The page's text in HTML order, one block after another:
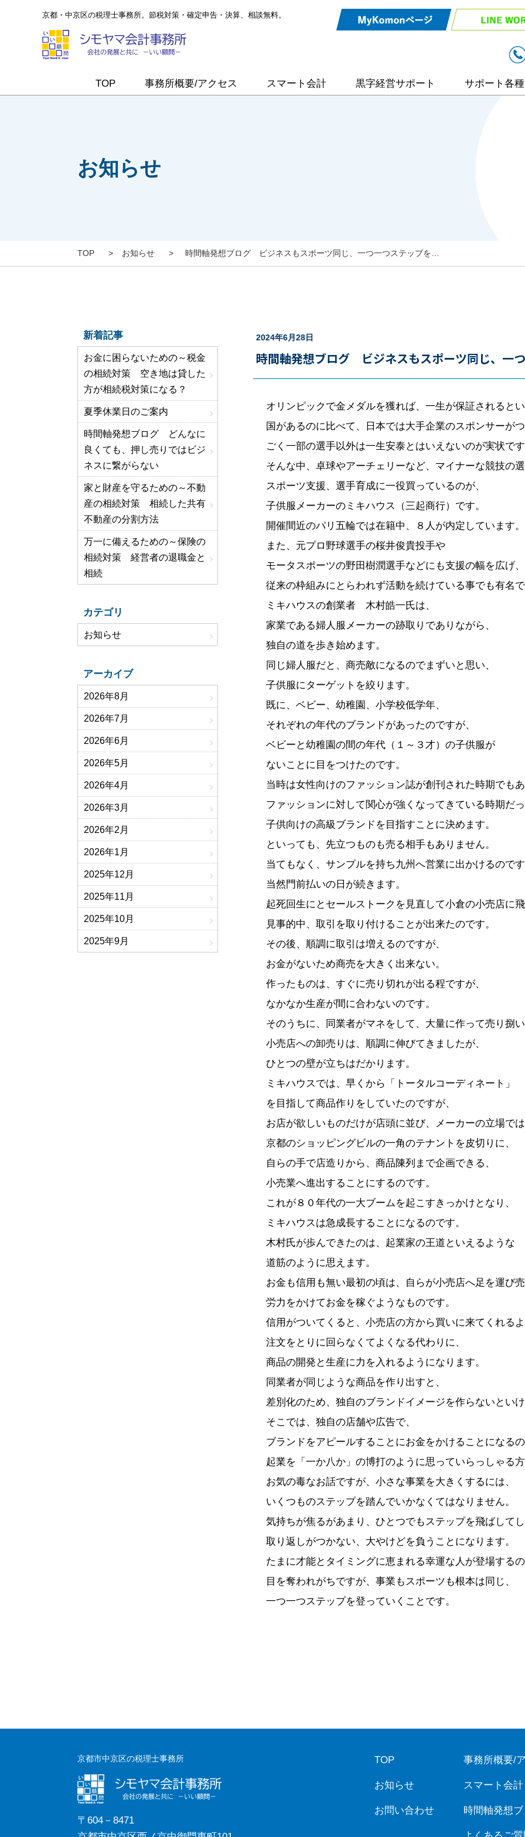
京都・中京区の税理士事務所。節税対策・確定申告・決算、相談無料。
TOP 事務所概要/アクセス スマート会計 黒字経営サポート サポート各種
お知らせ
TOP > お知らせ > 時間軸発想ブログ ビジネスもスポーツ同じ、一つ一つステップを…
新着記事
お金に困らないための～税金
の相続対策 空き地は貸した
方が相続税対策になる？
夏季休業日のご案内
時間軸発想ブログ どんなに
良くても、押し売りではビジ
ネスに繋がらない
家と財産を守るための～不動
産の相続対策 相続した共有
不動産の分割方法
万一に備えるための～保険の
相続対策 経営者の退職金と
相続
カテゴリ
お知らせ
アーカイブ
2026年8月
2026年7月
2026年6月
2026年5月
2026年4月
2026年3月
2026年2月
2026年1月
2025年12月
2025年11月
2025年10月
2025年9月
2024年6月28日
時間軸発想ブログ ビジネスもスポーツ同じ、一
オリンピックで金メダルを獲れば、一生が保証されるとい
国があるのに比べて、日本では大手企業のスポンサーがつ
ごく一部の選手以外は一生安泰とはいえないのが実状です
そんな中、卓球やアーチェリーなど、マイナーな競技の選
スポーツ支援、選手育成に一役買っているのが、
子供服メーカーのミキハウス（三起商行）です。
開催間近のパリ五輪では在籍中、８人が内定しています。
また、元プロ野球選手の桜井俊貴投手や
モータスポーツの野田樹潤選手などにも支援の幅を広げ、
従来の枠組みにとらわれず活動を続けている事でも有名で
ミキハウスの創業者 木村皓一氏は、
家業である婦人服メーカーの跡取りでありながら、
独自の道を歩き始めます。
同じ婦人服だと、商売敵になるのでまずいと思い、
子供服にターゲットを絞ります。
既に、ベビー、幼稚園、小学校低学年、
それぞれの年代のブランドがあったのですが、
ベビーと幼稚園の間の年代（１～３才）の子供服が
ないことに目をつけたのです。
当時は女性向けのファッション誌が創刊された時期でもあ
ファッションに対して関心が強くなってきている時期だっ
子供向けの高級ブランドを目指すことに決めます。
といっても、先立つものも売る相手もありません。
当てもなく、サンプルを持ち九州へ営業に出かけるのです
当然門前払いの日が続きます。
起死回生にとセールストークを見直して小倉の小売店に飛
見事的中、取引を取り付けることが出来たのです。
その後、順調に取引は増えるのですが、
お金がないため商売を大きく出来ない。
作ったものは、すぐに売り切れが出る程ですが、
なかなか生産が間に合わないのです。
そのうちに、同業者がマネをして、大量に作って売り捌い
小売店への卸売りは、順調に伸びてきましたが、
ひとつの壁が立ちはだかります。
ミキハウスでは、早くから「トータルコーディネート」
を目指して商品作りをしていたのですが、
お店が欲しいものだけが店頭に並び、メーカーの立場では
京都のショッピングビルの一角のテナントを皮切りに、
自らの手で店造りから、商品陳列まで企画できる、
小売業へ進出することにするのです。
これが８０年代の一大ブームを起こすきっかけとなり、
ミキハウスは急成長することになるのです。
木村氏が歩んできたのは、起業家の王道といえるような
道筋のように思えます。
お金も信用も無い最初の頃は、自らが小売店へ足を運び売
労力をかけてお金を稼ぐようなものです。
信用がついてくると、小売店の方から買いに来てくれるよ
注文をとりに回らなくてよくなる代わりに、
商品の開発と生産に力を入れるようになります。
同業者が同じような商品を作り出すと、
差別化のため、独自のブランドイメージを作らないといけ
そこでは、独自の店舗や広告で、
ブランドをアピールすることにお金をかけることになるの
起業を「一か八か」の博打のように思っていらっしゃる方
お気の毒なお話ですが、小さな事業を大きくするには、
いくつものステップを踏んでいかなくてはなりません。
気持ちが焦るがあまり、ひとつでもステップを飛ばしてし
取り返しがつかない、大やけどを負うことになります。
たまに才能とタイミングに恵まれる幸運な人が登場するの
目を奪われがちですが、事業もスポーツも根本は同じ、
一つ一つステップを登っていくことです。
京都市中京区の税理士事務所
〒604－8471
TOP
お知らせ
お問い合わせ
事務所概要/
スマート会計
時間軸発想